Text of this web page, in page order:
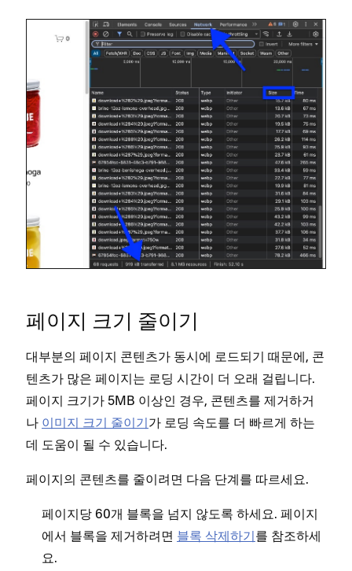
페이지 크기 줄이기
대부분의 페이지 콘텐츠가 동시에 로드되기 때문에, 콘
텐츠가 많은 페이지는 로딩 시간이 더 오래 걸립니다.
페이지 크기가 5MB 이상인 경우, 콘텐츠를 제거하거
나 이미지 크기 줄이기가 로딩 속도를 더 빠르게 하는
데 도움이 될 수 있습니다.
페이지의 콘텐츠를 줄이려면 다음 단계를 따르세요.
페이지당 60개 블록을 넘지 않도록 하세요. 페이지
에서 블록을 제거하려면 블록 삭제하기를 참조하세
요.